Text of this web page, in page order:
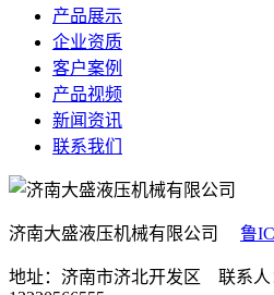
产品展示
企业资质
客户案例
产品视频
新闻资讯
联系我们
济南大盛液压机械有限公司 鲁
地址：济南市济北开发区 联系